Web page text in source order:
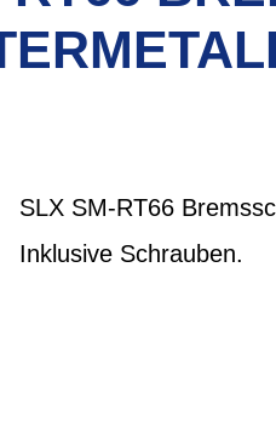
SLX SM-RT66
Inklusive Schrauben.